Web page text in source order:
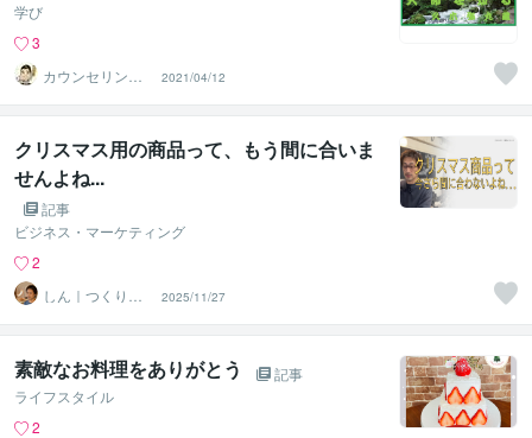
学び
3
カウンセリング
ルーム【弥九蔵
の部屋】
2021/04/12
クリスマス用の商品って、もう間に合いま
せんよね...
記事
ビジネス・マーケティング
2
しん｜つくり手
応援サポーター
2025/11/27
素敵なお料理をありがとう
記事
ライフスタイル
2